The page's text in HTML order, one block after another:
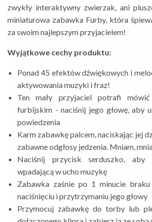
zwykły interaktywny zwierzak, ani
miniaturowa zabawka Furby, która
za swoim najlepszym przyjacielem!
Wyjątkowe cechy produktu:
Ponad 45 efektów dźwiękowych i
aktywowania muzyki i fraz!
Ten mały przyjaciel potrafi
furbijskim - naciśnij jego głowę, aby
powiedzenia
Karm zabawkę palcem, naciskając jej
zabawne odgłosy jedzenia. Mniam,
Naciśnij przycisk serduszko, aby
wpadającą w ucho muzykę
Zabawka zaśnie po 1 minucie
naciśnięciu i przytrzymaniu jego głowy
Przymocuj zabawkę do torby lub